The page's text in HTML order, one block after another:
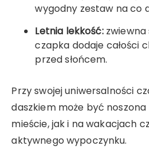
wygodny zestaw na co
Letnia lekkość:zwiewna
czapka dodaje całości
przed słońcem.
Przy swojej uniwersalności
daszkiem może być
mieście, jak i na wakacjach
aktywnego wypoczynku.